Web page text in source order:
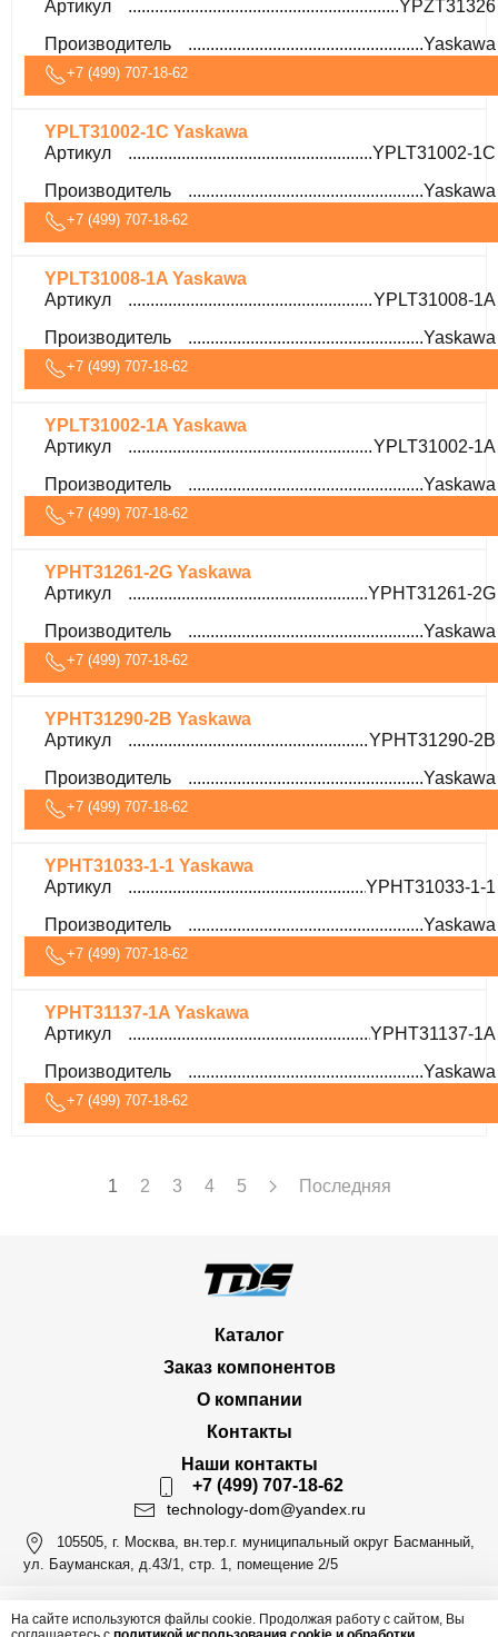
Артикул
YPZT31326
Производитель
Yaskawa
+7 (499) 707-18-62
YPLT31002-1C Yaskawa
Артикул
YPLT31002-1C
Производитель
Yaskawa
+7 (499) 707-18-62
YPLT31008-1A Yaskawa
Артикул
YPLT31008-1A
Производитель
Yaskawa
+7 (499) 707-18-62
YPLT31002-1A Yaskawa
Артикул
YPLT31002-1A
Производитель
Yaskawa
+7 (499) 707-18-62
YPHT31261-2G Yaskawa
Артикул
YPHT31261-2G
Производитель
Yaskawa
+7 (499) 707-18-62
YPHT31290-2B Yaskawa
Артикул
YPHT31290-2B
Производитель
Yaskawa
+7 (499) 707-18-62
YPHT31033-1-1 Yaskawa
Артикул
YPHT31033-1-1
Производитель
Yaskawa
+7 (499) 707-18-62
YPHT31137-1A Yaskawa
Артикул
YPHT31137-1A
Производитель
Yaskawa
+7 (499) 707-18-62
1 2 3 4 5 Последняя
Каталог
Заказ компонентов
О компании
Контакты
Наши контакты
+7 (499) 707-18-62
technology-dom@yandex.ru
105505, г. Москва, вн.тер.г. муниципальный округ Басманный,
ул. Бауманская, д.43/1, стр. 1, помещение 2/5
На сайте используются файлы cookie. Продолжая работу с сайтом, Вы